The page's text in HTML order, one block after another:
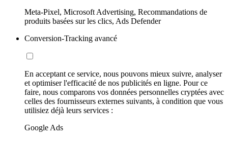
Meta-Pixel, Microsoft Advertising, Recommandations de
produits basées sur les clics, Ads Defender
Conversion-Tracking avancé
En acceptant ce service, nous pouvons mieux suivre, analyser
et optimiser l'efficacité de nos publicités en ligne. Pour ce
faire, nous comparons vos données personnelles cryptées avec
celles des fournisseurs externes suivants, à condition que vous
utilisiez déjà leurs services :
Google Ads